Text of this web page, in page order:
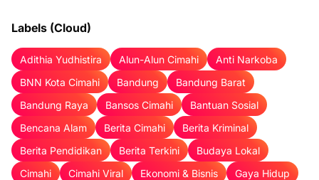
Labels (Cloud)
Adithia Yudhistira Alun-Alun Cimahi
Anti Narkoba
BNN Kota Cimahi
Bandung
Bandung Barat
Bandung Raya
Bansos Cimahi
Bantuan Sosial
Bencana Alam
Berita Cimahi
Berita Kriminal
Berita Pendidikan
Berita Terkini
Budaya Lokal
Cimahi
Cimahi Viral Ekonomi & Bisnis
Gaya Hidup